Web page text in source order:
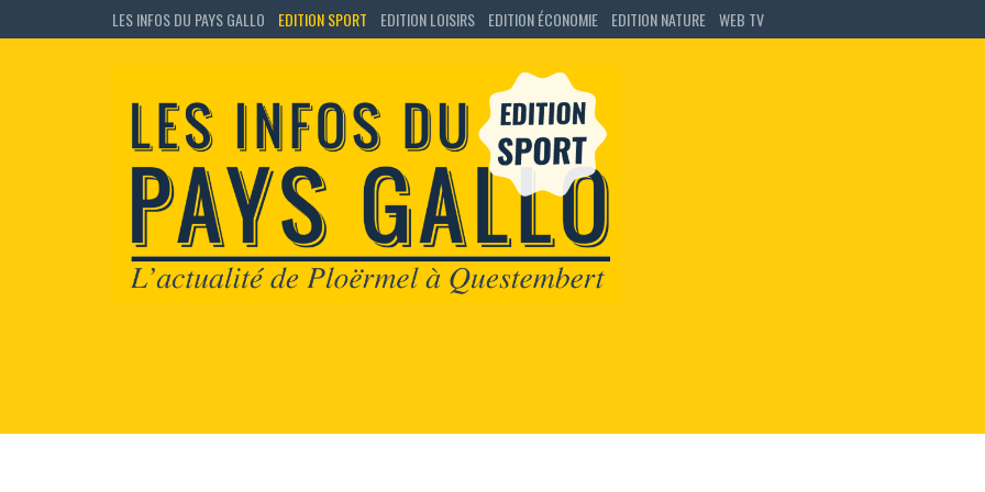
LES INFOS DU PAYS GALLO EDITION SPORT EDITION LOISIRS EDITION ÉCONOMIE EDITION NATURE WEB TV